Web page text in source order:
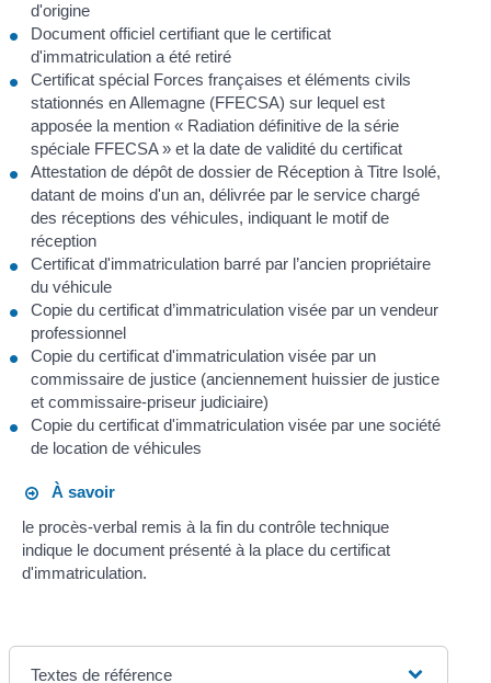
d'origine
Document officiel certifiant que le certificat
d'immatriculation a été retiré
Certificat spécial Forces françaises et éléments civils
stationnés en Allemagne (FFECSA) sur lequel est
apposée la mention « Radiation définitive de la série
spéciale FFECSA » et la date de validité du certificat
Attestation de dépôt de dossier de Réception à Titre Isolé,
datant de moins d'un an, délivrée par le service chargé
des réceptions des véhicules, indiquant le motif de
réception
Certificat d'immatriculation barré par l’ancien propriétaire
du véhicule
Copie du certificat d’immatriculation visée par un vendeur
professionnel
Copie du certificat d'immatriculation visée par un
commissaire de justice (anciennement huissier de justice
et commissaire-priseur judiciaire)
Copie du certificat d'immatriculation visée par une société
de location de véhicules
À savoir
le procès-verbal remis à la fin du contrôle technique
indique le document présenté à la place du certificat
d'immatriculation.
Textes de référence